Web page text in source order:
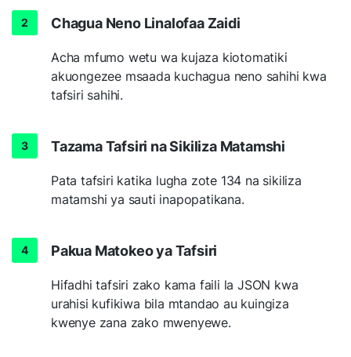
Chagua Neno Linalofaa Zaidi
Acha mfumo wetu wa kujaza kiotomatiki
akuongezee msaada kuchagua neno sahihi kwa
tafsiri sahihi.
Tazama Tafsiri na Sikiliza Matamshi
Pata tafsiri katika lugha zote 134 na sikiliza
matamshi ya sauti inapopatikana.
Pakua Matokeo ya Tafsiri
Hifadhi tafsiri zako kama faili la JSON kwa
urahisi kufikiwa bila mtandao au kuingiza
kwenye zana zako mwenyewe.